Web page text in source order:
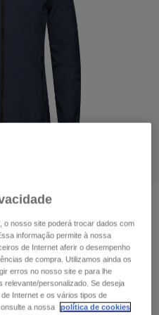
de Correr
30% OFF
o nosso site poderá trocar dados com
informação permite à nossa
de Internet aferir o desempenho
de compra. Utilizamos ainda os
erros no nosso site e para lhe
relevante/personalizado. Se deseja
Internet e os vários tipos de
a nossa
política de cookies